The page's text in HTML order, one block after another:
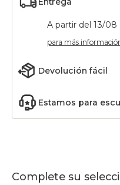
A partir del 13/08
para más
Devolución fácil
Estamos para
Complete su